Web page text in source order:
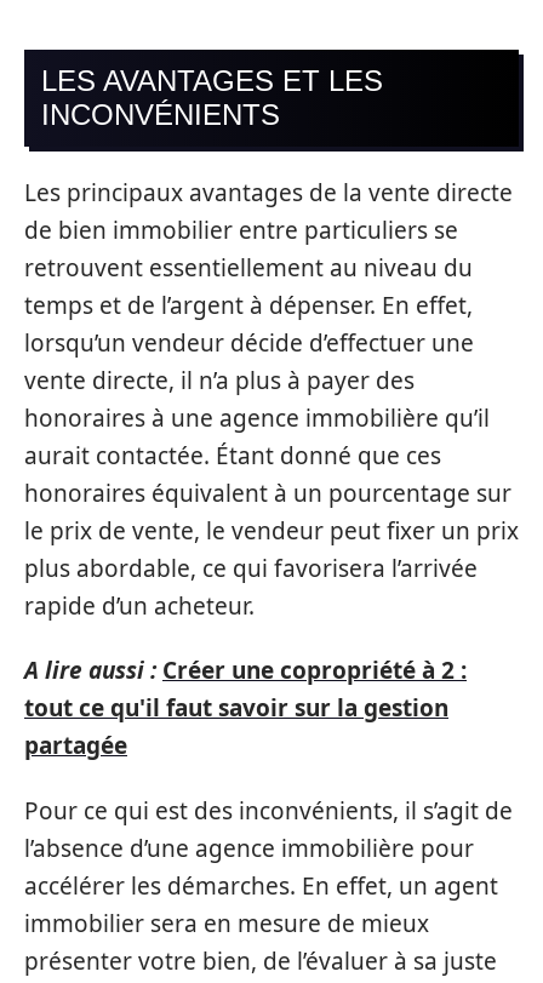
LES AVANTAGES ET LES
INCONVÉNIENTS
Les principaux avantages de la vente directe
de bien immobilier entre particuliers se
retrouvent essentiellement au niveau du
temps et de l’argent à dépenser. En effet,
lorsqu’un vendeur décide d’effectuer une
vente directe, il n’a plus à payer des
honoraires à une agence immobilière qu’il
aurait contactée. Étant donné que ces
honoraires équivalent à un pourcentage sur
le prix de vente, le vendeur peut fixer un prix
plus abordable, ce qui favorisera l’arrivée
rapide d’un acheteur.
A lire aussi : Créer une copropriété à 2 :
tout ce qu'il faut savoir sur la gestion
partagée
Pour ce qui est des inconvénients, il s’agit de
l’absence d’une agence immobilière pour
accélérer les démarches. En effet, un agent
immobilier sera en mesure de mieux
présenter votre bien, de l’évaluer à sa juste